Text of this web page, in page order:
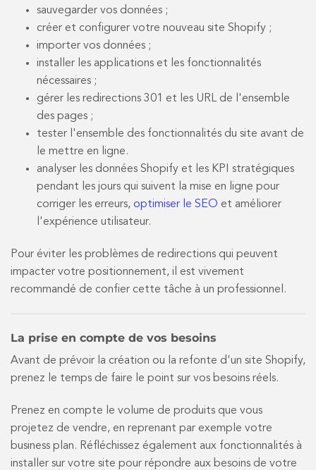
sauvegarder vos données ;
créer et configurer votre nouveau site Shopify ;
importer vos données ;
installer les applications et les fonctionnalités
nécessaires ;
gérer les redirections 301 et les URL de l'ensemble
des pages ;
tester l'ensemble des fonctionnalités du site avant de
le mettre en ligne.
analyser les données Shopify et les KPI stratégiques
pendant les jours qui suivent la mise en ligne pour
corriger les erreurs, optimiser le SEO et améliorer
l'expérience utilisateur.
Pour éviter les problèmes de redirections qui peuvent
impacter votre positionnement, il est vivement
recommandé de confier cette tâche à un professionnel.
La prise en compte de vos besoins
Avant de prévoir la création ou la refonte d'un site Shopify,
prenez le temps de faire le point sur vos besoins réels.
Prenez en compte le volume de produits que vous
projetez de vendre, en reprenant par exemple votre
business plan. Réfléchissez également aux fonctionnalités à
installer sur votre site pour répondre aux besoins de votre